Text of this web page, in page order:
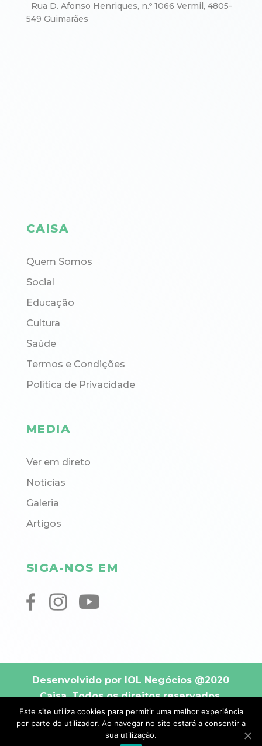
Rua D. Afonso Henriques, n.º 1066 Vermil, 4805-
549 Guimarães
CAISA
Quem Somos
Social
Educação
Cultura
Saúde
Termos e Condições
Política de Privacidade
MEDIA
Ver em direto
Notícias
Galeria
Artigos
SIGA-NOS EM
Desenvolvido por IOL Negócios @2020
Caisa. Todos os direitos reservados.
Este site utiliza cookies para permitir uma melhor experiência
por parte do utilizador. Ao navegar no site estará a consentir a
sua utilização.